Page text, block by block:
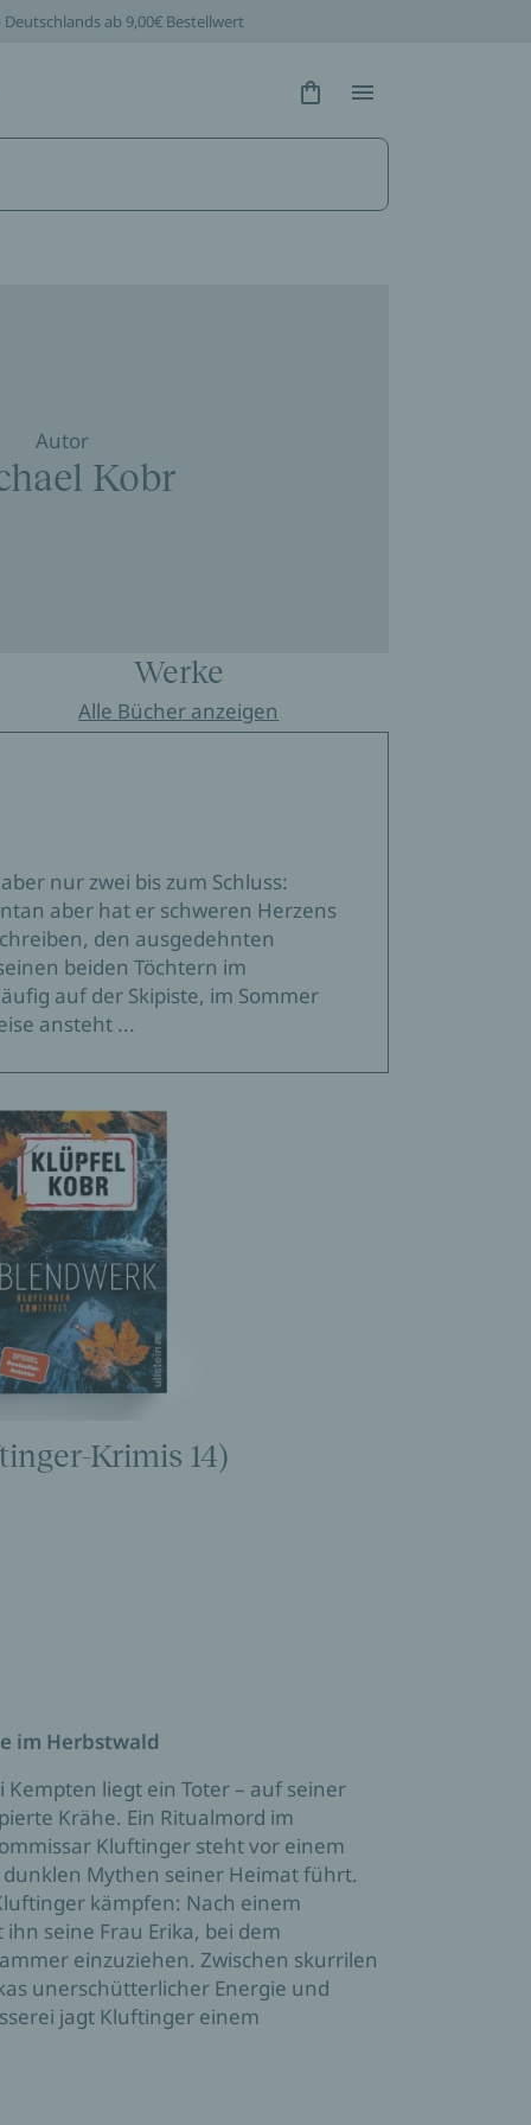
ab 9,00€ Bestellwert
Hidden Text
Hidden Text
Autor
Kobr
Werke
Alle Bücher anzeigen
nur zwei bis zum Schluss:
aber hat er schweren Herzens
den ausgedehnten
beiden Töchtern im
auf der Skipiste, im Sommer
ansteht ...
Krimis 14)
im Herbstwald
liegt ein Toter – auf seiner
Krähe. Ein Ritualmord im
Kluftinger steht vor einem
dunklen Mythen seiner Heimat führt.
kämpfen: Nach einem
seine Frau Erika, bei dem
einzuziehen. Zwischen skurrilen
unerschütterlicher Energie und
jagt Kluftinger einem